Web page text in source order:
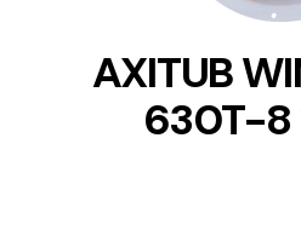
AXITUB
630T-8